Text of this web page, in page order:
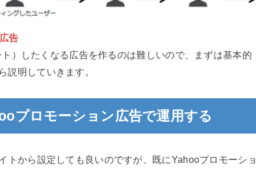
告
）したくなる広告を作るのは難しいので、まずは基本的
説明していきます。
プロモーション広告で運用する
トから設定しても良いのですが、既にYahooプロモーショ